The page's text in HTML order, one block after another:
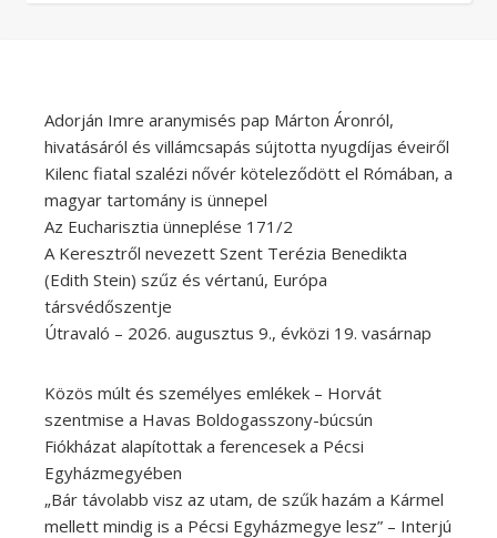
Adorján Imre aranymisés pap Márton Áronról,
hivatásáról és villámcsapás sújtotta nyugdíjas éveiről
Kilenc fiatal szalézi nővér köteleződött el Rómában, a
magyar tartomány is ünnepel
Az Eucharisztia ünneplése 171/2
A Keresztről nevezett Szent Terézia Benedikta
(Edith Stein) szűz és vértanú, Európa
társvédőszentje
Útravaló – 2026. augusztus 9., évközi 19. vasárnap
Közös múlt és személyes emlékek – Horvát
szentmise a Havas Boldogasszony-búcsún
Fiókházat alapítottak a ferencesek a Pécsi
Egyházmegyében
„Bár távolabb visz az utam, de szűk hazám a Kármel
mellett mindig is a Pécsi Egyházmegye lesz” – Interjú